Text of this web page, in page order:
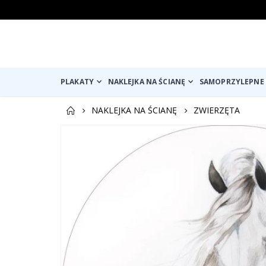
PLAKATY NAKLEJKA NA ŚCIANĘ
NAKLEJKA NA ŚCIANĘ
ZWIERZĘTA